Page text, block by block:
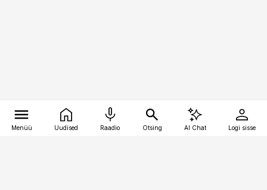
Menüü Uudised Raadio Otsing AI Chat Logi sisse